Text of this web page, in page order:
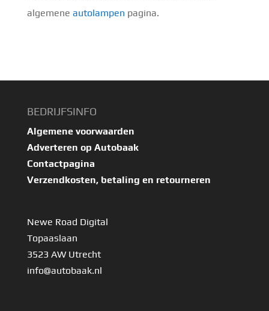
algemene autolampen pagina.
BEDRIJFSINFO
Algemene voorwaarden
Adverteren op Autobaak
Contactpagina
Verzendkosten, betaling en retourneren
Newe Road Digital
Topaaslaan
3523 AW Utrecht
info@autobaak.nl